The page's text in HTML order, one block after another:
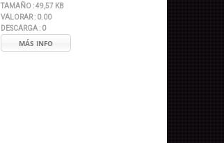
TAMAÑO :49,57 KB
VALORAR : 0.00
DESCARGA : 0
MÁS INFO